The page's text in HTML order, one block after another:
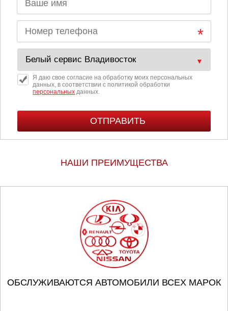
Я даю свое согласие на обработку моих персональных
данных, в соответствии с политикой обработки
персональных данных.
НАШИ ПРЕИМУЩЕСТВА
ОБСЛУЖИВАЮТСЯ АВТОМОБИЛИ ВСЕХ МАРОК